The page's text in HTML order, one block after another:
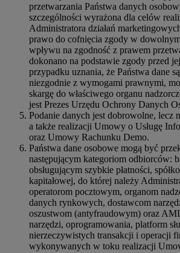
przetwarzania Państwa danych
szczególności wyrażona dla celów
Administratora działań
prawo do cofnięcia zgody w
wpływu na zgodność z prawem
dokonano na podstawie zgody przed
przypadku uznania, że Państwa dane
niezgodnie z wymogami prawnymi,
skargę do właściwego organu
jest Prezes Urzędu Ochrony Danych
Podanie danych jest dobrowolne, lecz
a także realizacji Umowy o Usługę
oraz Umowy Rachunku Demo.
Państwa dane osobowe mogą być
następującym kategoriom odbiorców:
obsługującym szybkie płatności,
kapitałowej, do której należy
operatorom pocztowym, organom
danych rynkowych, dostawcom
oszustwom (antyfraudowym) oraz
narzędzi, oprogramowania, platform
nierzeczywistych transakcji i operacji
wykonywanych w toku realizacji